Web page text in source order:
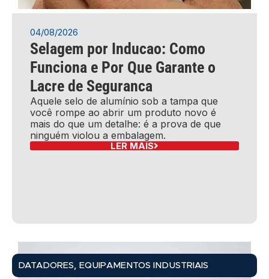
04/08/2026
Selagem por Inducao: Como
Funciona e Por Que Garante o
Lacre de Seguranca
Aquele selo de alumínio sob a tampa que
você rompe ao abrir um produto novo é
mais do que um detalhe: é a prova de que
ninguém violou a embalagem.
LER MAIS
DATADORES, EQUIPAMENTOS INDUSTRIAIS